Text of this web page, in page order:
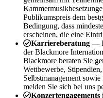
Publikumspreis dem
Bedingung, dass
erscheinen, die eine
Karriereberatung —
der Blackmore
Blackmore beraten Sie
Wettbewerbe,
Selbstmanagement
melden Sie sich bei uns